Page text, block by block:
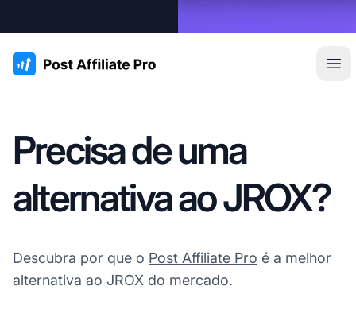
:site.title
Precisa de uma
alternativa ao JROX?
Descubra por que o Post Affiliate Pro é a melhor
alternativa ao JROX do mercado.